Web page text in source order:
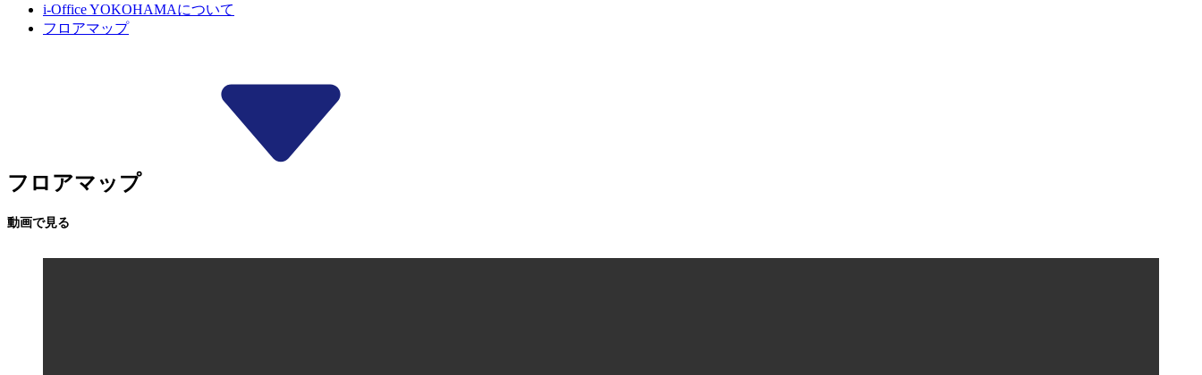
i-Office YOKOHAMAについて
フロアマップ
フロアマップ
動画で見る